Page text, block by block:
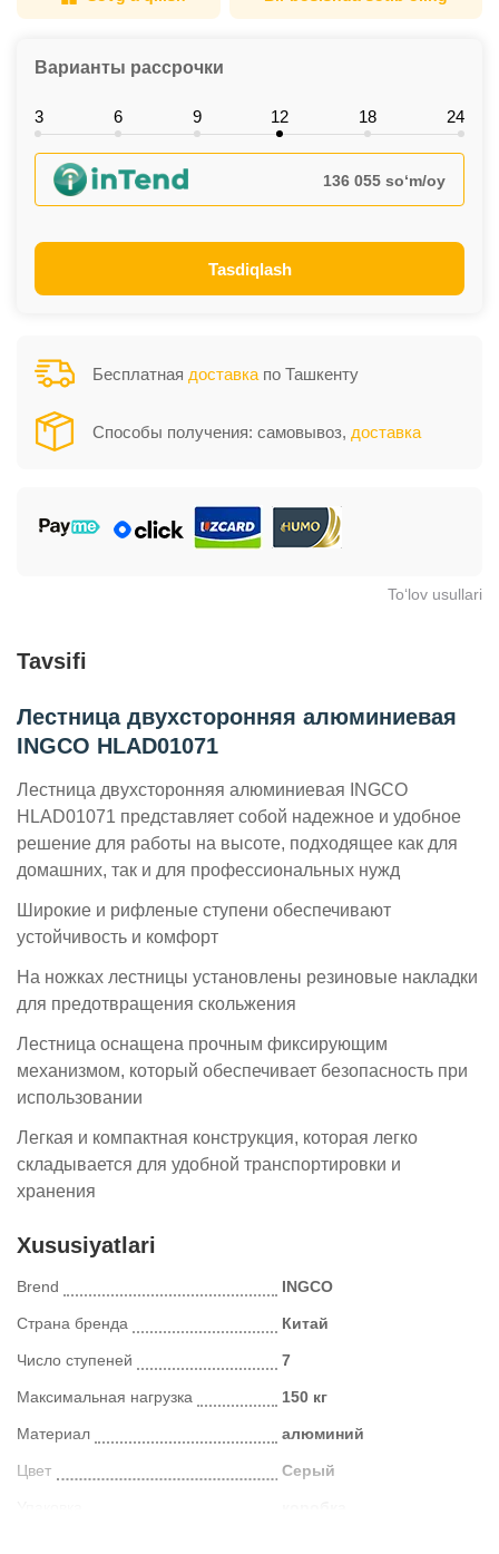
Варианты рассрочки
3 6 9 12 18 24
136 055 so‘m/oy
Tasdiqlash
Бесплатная доставка по Ташкенту
Способы получения: самовывоз, доставка
To‘lov usullari
Tavsifi
Лестница двухсторонняя алюминиевая
INGCO HLAD01071
Лестница двухсторонняя алюминиевая INGCO
HLAD01071 представляет собой надежное и удобное
решение для работы на высоте, подходящее как для
домашних, так и для профессиональных нужд
Широкие и рифленые ступени обеспечивают
устойчивость и комфорт
На ножках лестницы установлены резиновые накладки
для предотвращения скольжения
Лестница оснащена прочным фиксирующим
механизмом, который обеспечивает безопасность при
использовании
Легкая и компактная конструкция, которая легко
складывается для удобной транспортировки и
хранения
Xususiyatlari
Brend INGCO
Страна бренда Китай
Число ступеней 7
Максимальная нагрузка 150 кг
Материал алюминий
Цвет Серый